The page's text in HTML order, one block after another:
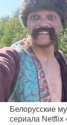
Белорусские
сериала Netflix